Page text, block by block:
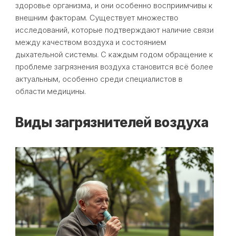
здоровье организма, и они особенно восприимчивы к
внешним факторам. Существует множество
исследований, которые подтверждают наличие связи
между качеством воздуха и состоянием
дыхательной системы. С каждым годом обращение к
проблеме загрязнения воздуха становится всё более
актуальным, особенно среди специалистов в
области медицины.
Виды загрязнителей воздуха